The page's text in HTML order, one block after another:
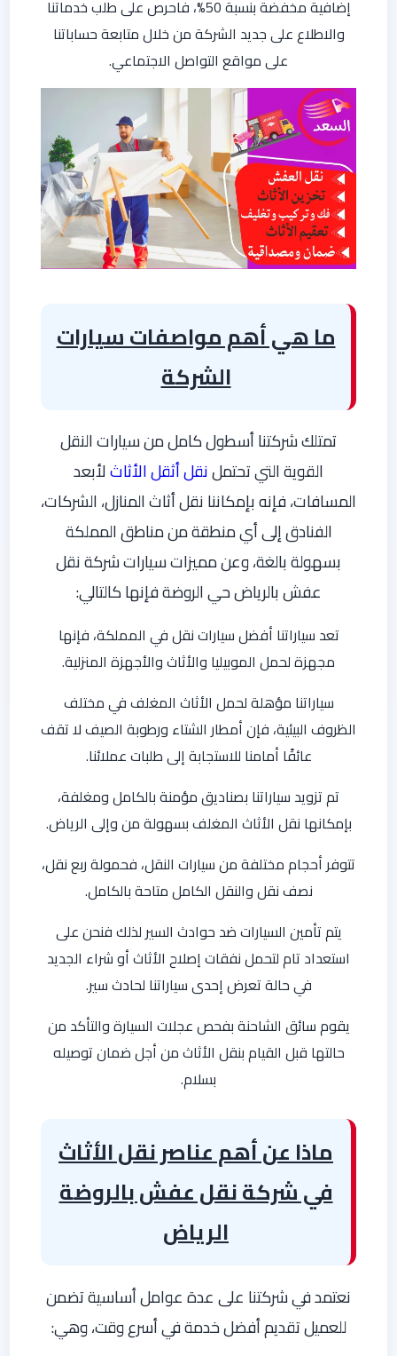
إضافية مخفضة بنسبة 50%، فاحرص على طلب خدماتنا
والاطلاع على جديد الشركة من خلال متابعة حساباتنا
على مواقع التواصل الاجتماعي.
ما هي أهم مواصفات سيارات
الشركة
تمتلك شركتنا أسطول كامل من سيارات النقل
القوية التي تحتملنقل أثقل الأثاثلأبعد
المسافات، فإنه بإمكاننا نقل أثاث المنازل، الشركات،
الفنادق إلى أي منطقة من مناطق المملكة
بسهولة بالغة، وعن مميزات سيارات شركة نقل
عفش بالرياض حي الروضة فإنها كالتالي:
تعد سياراتنا أفضل سيارات نقل في المملكة، فإنها
مجهزة لحمل الموبيليا والأثاث والأجهزة المنزلية.
سياراتنا مؤهلة لحمل الأثاث المغلف في مختلف
الظروف البيئية، فإن أمطار الشتاء ورطوبة الصيف لا تقف
عائقًا أمامنا للاستجابة إلى طلبات عملائنا.
تم تزويد سياراتنا بصناديق مؤمنة بالكامل ومغلفة،
بإمكانها نقل الأثاث المغلف بسهولة من وإلى الرياض.
تتوفر أحجام مختلفة من سيارات النقل، فحمولة ربع نقل،
نصف نقل والنقل الكامل متاحة بالكامل.
يتم تأمين السيارات ضد حوادث السير لذلك فنحن على
استعداد تام لتحمل نفقات إصلاح الأثاث أو شراء الجديد
في حالة تعرض إحدى سياراتنا لحادث سير.
يقوم سائق الشاحنة بفحص عجلات السيارة والتأكد من
حالتها قبل القيام بنقل الأثاث من أجل ضمان توصيله
بسلام.
ماذا عن أهم عناصر نقل الأثاث
في شركة نقل عفش بالروضة
الرياض
نعتمد في شركتنا على عدة عوامل أساسية تضمن
للعميل تقديم أفضل خدمة في أسرع وقت، وهي: